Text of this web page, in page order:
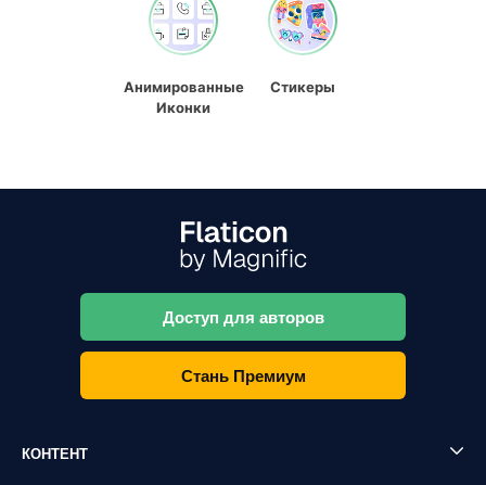
Анимированные
Иконки
Стикеры
Доступ для авторов
Стань Премиум
КОНТЕНТ